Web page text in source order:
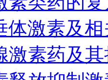
体激素及
激素药及